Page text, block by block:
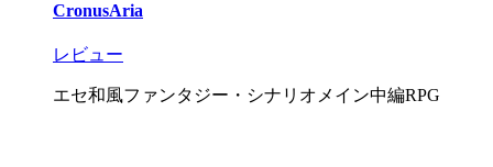
CronusAria
レビュー
エセ和風ファンタジー・シナリオメイン中編RPG